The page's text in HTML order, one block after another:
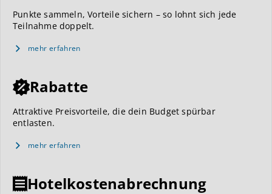
Punkte sammeln, Vorteile sichern – so lohnt sich jede
Teilnahme doppelt.
mehr erfahren
Rabatte
Attraktive Preisvorteile, die dein Budget spürbar
entlasten.
mehr erfahren
Hotelkostenabrechnung